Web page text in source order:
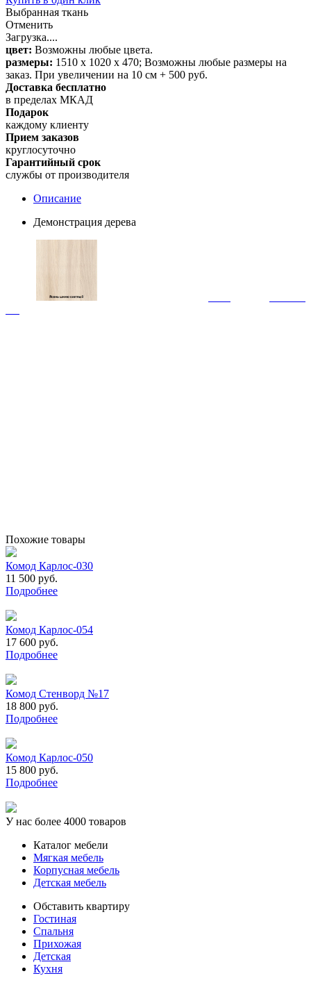
Выбранная ткань
Отменить
Загрузка....
цвет: Возможны любые цвета.
размеры: 1510 х 1020 х 470; Возможны любые размеры на
заказ. При увеличении на 10 см + 500 руб.
Доставка бесплатно
в пределах МКАД
Подарок
каждому клиенту
Прием заказов
круглосуточно
Гарантийный срок
службы от производителя
Описание
Демонстрация дерева
Похожие товары
Комод Карлос-030
11 500 руб.
Подробнее
Комод Карлос-054
17 600 руб.
Подробнее
Комод Стенворд №17
18 800 руб.
Подробнее
Комод Карлос-050
15 800 руб.
Подробнее
У нас более 4000 товаров
Каталог мебели
Мягкая мебель
Корпусная мебель
Детская мебель
Обставить квартиру
Гостиная
Спальня
Прихожая
Детская
Кухня